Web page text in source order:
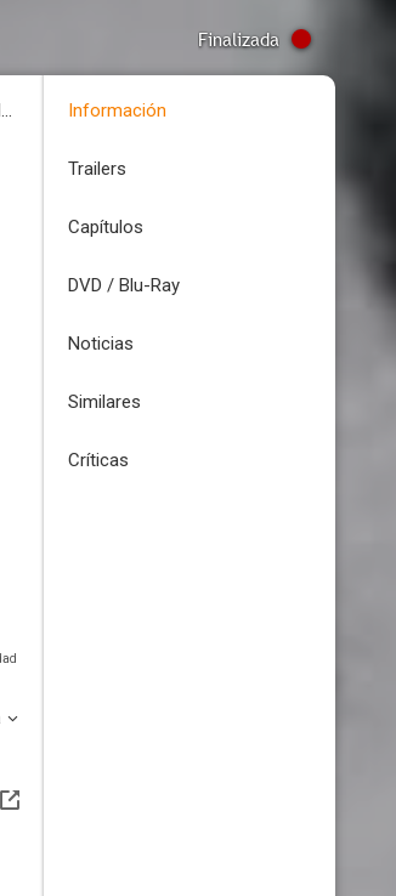
Finalizada
Clasificación por edades Información
Trailers
Capítulos
DVD / Blu-Ray
Noticias
Similares
Críticas